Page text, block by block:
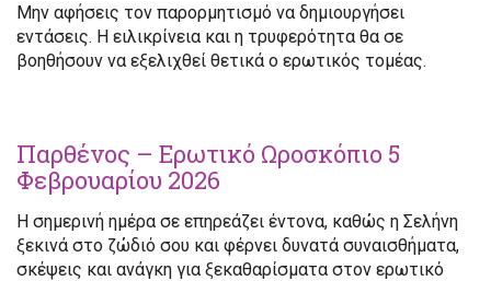
Μην αφήσεις τον παρορμητισμό να δημιουργήσει
εντάσεις. Η ειλικρίνεια και η τρυφερότητα θα σε
βοηθήσουν να εξελιχθεί θετικά ο ερωτικός τομέας.
Παρθένος – Ερωτικό Ωροσκόπιο 5
Φεβρουαρίου 2026
Η σημερινή ημέρα σε επηρεάζει έντονα, καθώς η Σελήνη
ξεκινά στο ζώδιό σου και φέρνει δυνατά συναισθήματα,
σκέψεις και ανάγκη για ξεκαθαρίσματα στον ερωτικό